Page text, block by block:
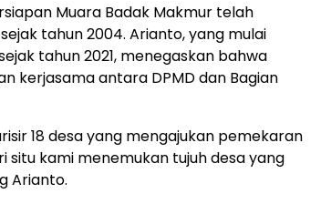
Muara Badak Makmur telah
tahun 2004. Arianto, yang mulai
tahun 2021, menegaskan bahwa
kerjasama antara DPMD dan Bagian
18 desa yang mengajukan pemekaran
situ kami menemukan tujuh desa yang
Arianto.